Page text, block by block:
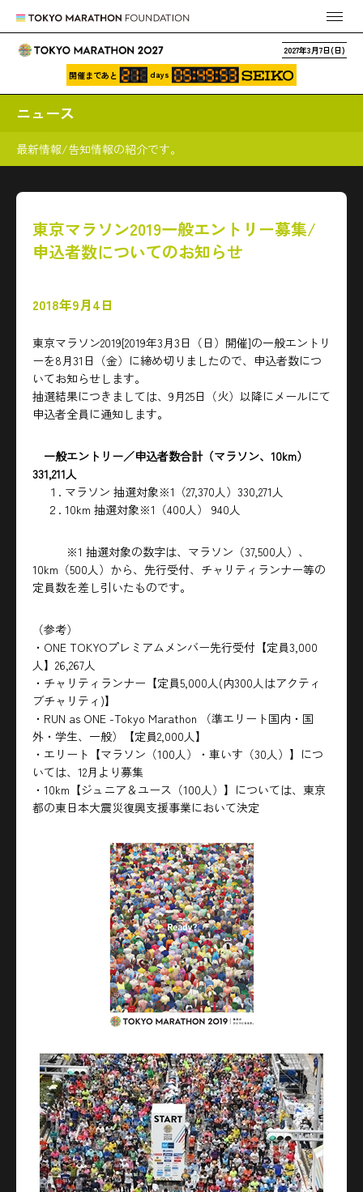
2027年3月7日(日)
開催まであと days
ニュース
最新情報/告知情報の紹介です。
東京マラソン2019一般エントリー募集/
申込者数についてのお知らせ
2018年9月4日
東京マラソン2019[2019年3月3日（日）開催]の一般エントリ
ーを8月31日（金）に締め切りましたので、申込者数につ
いてお知らせします。
抽選結果につきましては、9月25日（火）以降にメールにて
申込者全員に通知します。
一般エントリー／申込者数合計（マラソン、10km）
331,211人
１. マラソン 抽選対象※1（27,370人）330,271人
２. 10km 抽選対象※1（400人） 940人
※1 抽選対象の数字は、マラソン（37,500人）、
10km（500人）から、先行受付、チャリティランナー等の
定員数を差し引いたものです。
（参考）
・ONE TOKYOプレミアムメンバー先行受付【定員3,000
人】26,267人
・チャリティランナー【定員5,000人(内300人はアクティ
ブチャリティ)】
・RUN as ONE -Tokyo Marathon （準エリート国内・国
外・学生、一般）【定員2,000人】
・エリート【マラソン（100人）・車いす（30人）】につ
いては、12月より募集
・10km【ジュニア＆ユース（100人）】については、東京
都の東日本大震災復興支援事業において決定